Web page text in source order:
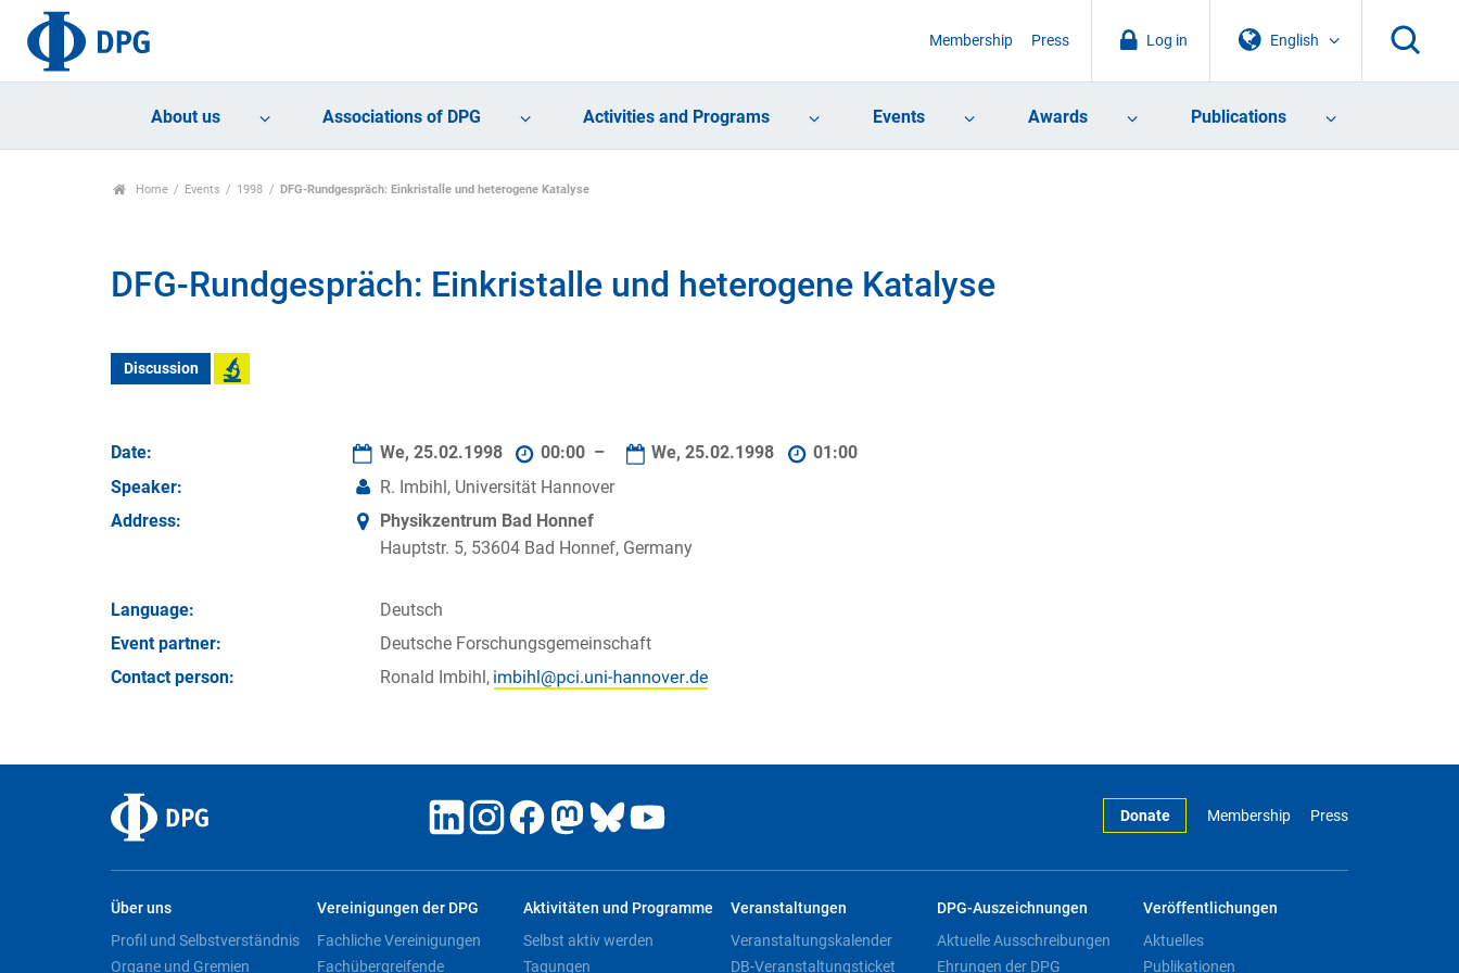
English
Log in
Membership Press
About us Associations of DPG Activities and Programs Events Awards Publications
Home Events 1998 DFG-Rundgespräch: Einkristalle und heterogene Katalyse
DFG-Rundgespräch: Einkristalle und heterogene Katalyse
Discussion
Date: We, 25.02.1998 00:00 – We, 25.02.1998
01:00
Speaker:
R. Imbihl, Universität Hannover
Address:
Physikzentrum Bad Honnef
Hauptstr. 5, 53604 Bad Honnef, Germany
Language:
Deutsch
Event partner:
Deutsche Forschungsgemeinschaft
Contact person:
Ronald Imbihl,
Donate Membership Press
Über uns
Profil und Selbstverständnis
Organe und Gremien
Vereinigungen der DPG
Fachliche Vereinigungen
Fachübergreifende
Aktivitäten und Programme
Selbst aktiv werden
Tagungen
Veranstaltungen
Veranstaltungskalender
DB-Veranstaltungsticket
DPG-Auszeichnungen
Aktuelle Ausschreibungen
Ehrungen der DPG
Veröffentlichungen
Aktuelles
Publikationen